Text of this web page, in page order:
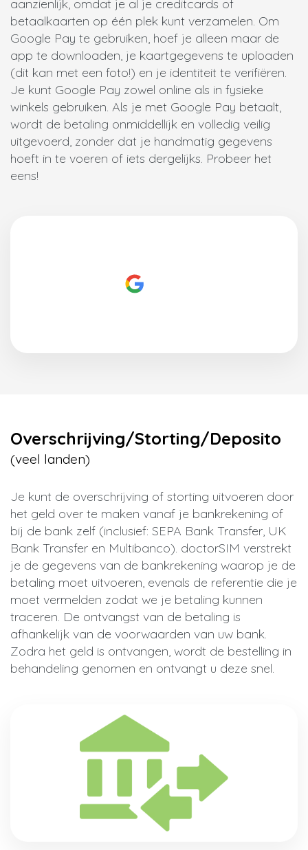
aanzienlijk, omdat je al je creditcards of
betaalkaarten op één plek kunt verzamelen. Om
Google Pay te gebruiken, hoef je alleen maar de
app te downloaden, je kaartgegevens te uploaden
(dit kan met een foto!) en je identiteit te verifiëren.
Je kunt Google Pay zowel online als in fysieke
winkels gebruiken. Als je met Google Pay betaalt,
wordt de betaling onmiddellijk en volledig veilig
uitgevoerd, zonder dat je handmatig gegevens
hoeft in te voeren of iets dergelijks. Probeer het
eens!
Overschrijving/Storting/Deposito
(veel landen)
Je kunt de overschrijving of storting uitvoeren door
het geld over te maken vanaf je bankrekening of
bij de bank zelf (inclusief: SEPA Bank Transfer, UK
Bank Transfer en Multibanco). doctorSIM verstrekt
je de gegevens van de bankrekening waarop je de
betaling moet uitvoeren, evenals de referentie die je
moet vermelden zodat we je betaling kunnen
traceren. De ontvangst van de betaling is
afhankelijk van de voorwaarden van uw bank.
Zodra het geld is ontvangen, wordt de bestelling in
behandeling genomen en ontvangt u deze snel.